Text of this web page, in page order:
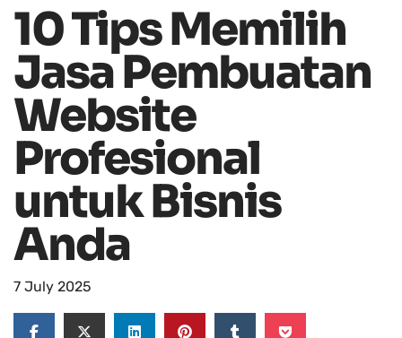
10 Tips Memilih
Jasa Pembuatan
Website
Profesional
untuk Bisnis
Anda
7 July 2025